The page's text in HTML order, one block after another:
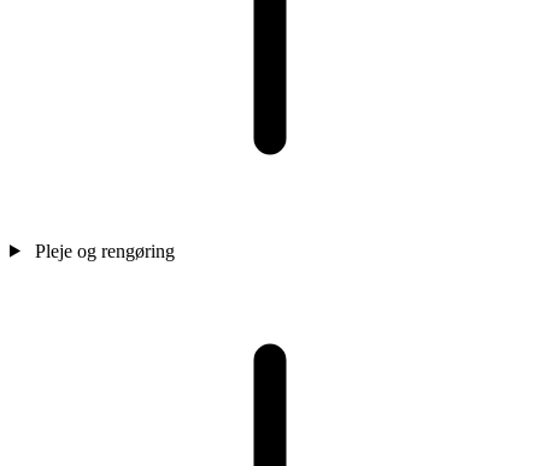
Pleje og rengøring